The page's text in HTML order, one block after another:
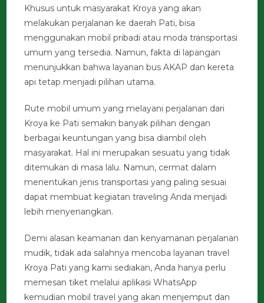
Khusus untuk masyarakat Kroya yang akan
melakukan perjalanan ke daerah Pati, bisa
menggunakan mobil pribadi atau moda transportasi
umum yang tersedia. Namun, fakta di lapangan
menunjukkan bahwa layanan bus AKAP dan kereta
api tetap menjadi pilihan utama.
Rute mobil umum yang melayani perjalanan dari
Kroya ke Pati semakin banyak pilihan dengan
berbagai keuntungan yang bisa diambil oleh
masyarakat. Hal ini merupakan sesuatu yang tidak
ditemukan di masa lalu. Namun, cermat dalam
menentukan jenis transportasi yang paling sesuai
dapat membuat kegiatan traveling Anda menjadi
lebih menyenangkan.
Demi alasan keamanan dan kenyamanan perjalanan
mudik, tidak ada salahnya mencoba layanan travel
Kroya Pati yang kami sediakan, Anda hanya perlu
memesan tiket melalui aplikasi WhatsApp
kemudian mobil travel yang akan menjemput dan